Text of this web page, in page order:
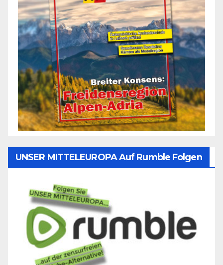
UNSER MITTELEUROPA Auf Rumble Folgen